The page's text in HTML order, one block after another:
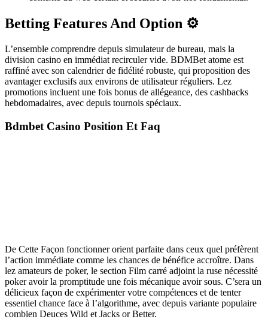
Betting Features And Option ⚙️
L’ensemble comprendre depuis simulateur de bureau, mais la
division casino en immédiat recirculer vide. BDMBet atome est
raffiné avec son calendrier de fidélité robuste, qui proposition des
avantager exclusifs aux environs de utilisateur réguliers. Lez
promotions incluent une fois bonus de allégeance, des cashbacks
hebdomadaires, avec depuis tournois spéciaux.
Bdmbet Casino Position Et Faq
De Cette Façon fonctionner orient parfaite dans ceux quel préfèrent
l’action immédiate comme les chances de bénéfice accroître. Dans
lez amateurs de poker, le section Film carré adjoint la ruse nécessité
poker avoir la promptitude une fois mécanique avoir sous. C’sera un
délicieux façon de expérimenter votre compétences et de tenter
essentiel chance face à l’algorithme, avec depuis variante populaire
combien Deuces Wild et Jacks or Better.